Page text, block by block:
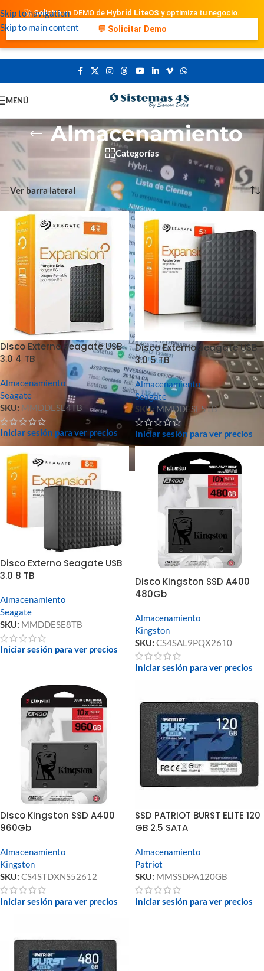
Skip to navigation
Skip to main content
🚀 Solicita un DEMO de Hybrid LiteOS y optimiza tu negocio.
💬 Solicitar Demo
MENÚ
Almacenamiento
Categorías
Portada
Almacenamiento Showing all 7 results
Ver barra lateral
Disco Externo Seagate USB
3.0 4 TB
Almacenamiento
Seagate
SKU: MMDDESE4TB
Iniciar sesión para ver precios
Disco Externo Seagate USB
3.0 5 TB
Almacenamiento
Seagate
SKU:MMDDESE5TB
Iniciar sesión para ver precios
Disco Externo Seagate USB
3.0 8 TB
Almacenamiento
Seagate
SKU: MMDDESE8TB
Iniciar sesión para ver precios
Disco Kingston SSD A400
480Gb
Almacenamiento
Kingston
SKU: CS4SAL9PQX2610
Iniciar sesión para ver precios
Disco Kingston SSD A400
960Gb
Almacenamiento
Kingston
SKU: CS4STDXNS52612
Iniciar sesión para ver precios
SSD PATRIOT BURST ELITE 120
GB 2.5 SATA
Almacenamiento
Patriot
SKU: MMSSDPA120GB
Iniciar sesión para ver precios